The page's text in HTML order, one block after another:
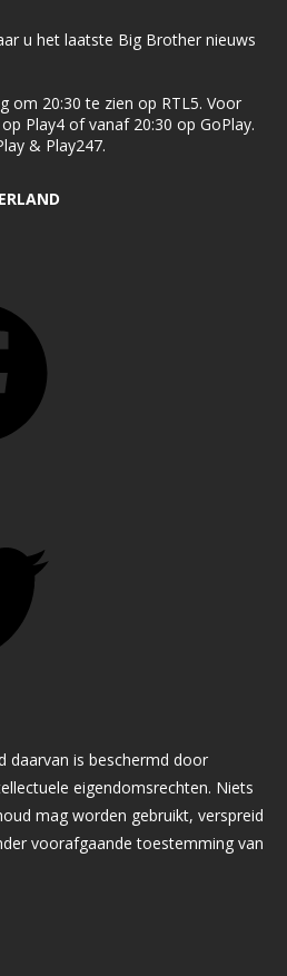
u het laatste Big Brother nieuws
om 20:30 te zien op RTL5. Voor
Play4 of vanaf 20:30 op GoPlay.
& Play247.
daarvan is beschermd door
eigendomsrechten. Niets
mag worden gebruikt, verspreid
voorafgaande toestemming van